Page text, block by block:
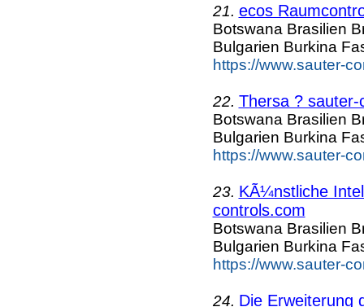
21. ecos
Botswana Brasilien
Bulgarien Burkina
https://www.sauter-
22. Thersa ? sauter-
Botswana Brasilien
Bulgarien Burkina
https://www.sauter-
23. KÃ¼nstliche
controls.com
Botswana Brasilien
Bulgarien Burkina
https://www.sauter-
24. Die Erweiterung